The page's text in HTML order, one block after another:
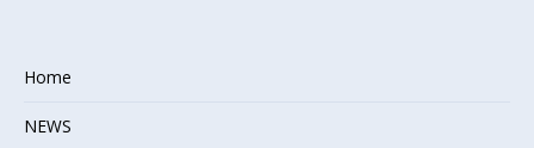
Home
NEWS